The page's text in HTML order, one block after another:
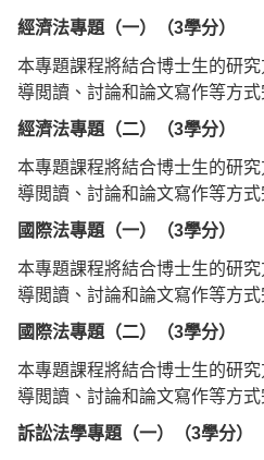
經濟法專題（一）（3學分）
本專題課程將結合博士生的研
導閲讀、討論和論文寫作等方式
經濟法專題（二）（3學分）
本專題課程將結合博士生的研
導閲讀、討論和論文寫作等方式
國際法專題（一）（3學分）
本專題課程將結合博士生的研
導閲讀、討論和論文寫作等方式
國際法專題（二）（3學分）
本專題課程將結合博士生的研
導閲讀、討論和論文寫作等方式
訴訟法學專題（一）（3學分）